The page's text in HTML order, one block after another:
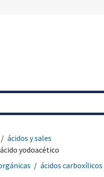
ácidos y sales
ácido yodoacético
ácidos carboxílicos